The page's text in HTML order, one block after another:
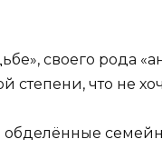
своего
что не